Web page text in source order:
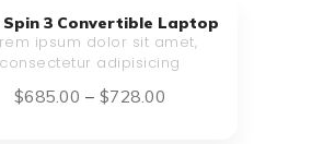
Spin 3 Convertible Laptop
ipsum dolor sit amet,
consectetur adipisicing
$685 .00 – $728 .00